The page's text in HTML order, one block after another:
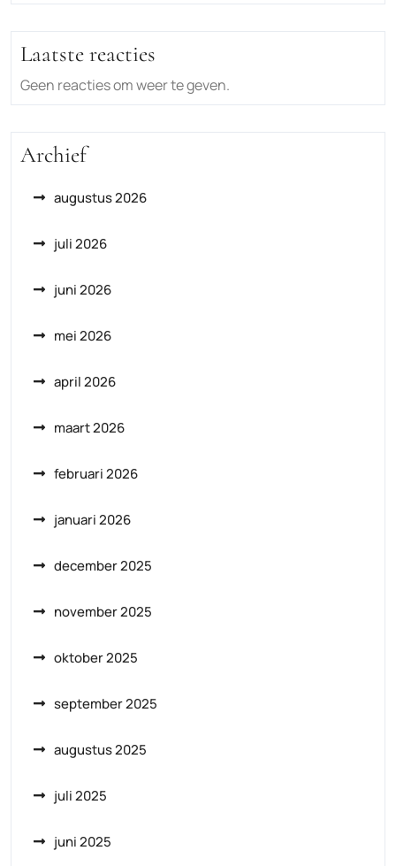
Laatste reacties
Geen reacties om weer te geven.
Archief
augustus 2026
juli 2026
juni 2026
mei 2026
april 2026
maart 2026
februari 2026
januari 2026
december 2025
november 2025
oktober 2025
september 2025
augustus 2025
juli 2025
juni 2025